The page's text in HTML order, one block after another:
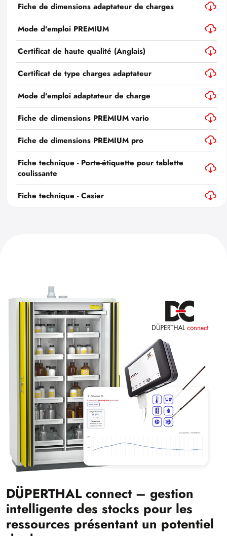
Fiche de dimensions adaptateur de charges
Mode d'emploi PREMIUM
Certificat de haute qualité (Anglais)
Certificat de type charges adaptateur
Mode d'emploi adaptateur de charge
Fiche de dimensions PREMIUM vario
Fiche de dimensions PREMIUM pro
Fiche technique - Porte-étiquette pour tablette
coulissante
Fiche technique - Casier
DÜPERTHAL connect – gestion
intelligente des stocks pour les
ressources présentant un potentiel